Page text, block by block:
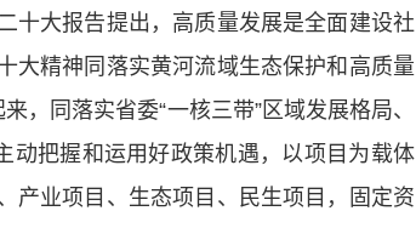
大报告提出，高质量发展是全面建设社
大精神同落实黄河流域生态保护和高质量
，同落实省委“一核三带”区域发展格局、
动把握和运用好政策机遇，以项目为载体
产业项目、生态项目、民生项目，固定资